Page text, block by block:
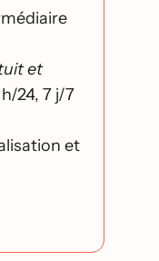
et
24, 7 j/7
et